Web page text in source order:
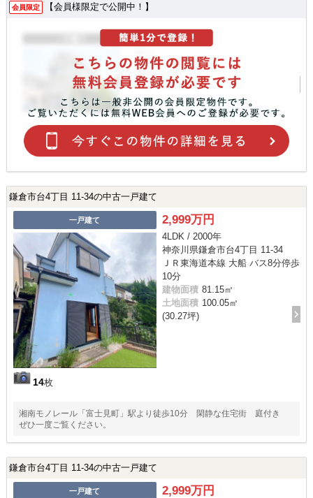
会員限定 【会員様限定で公開中！】
鎌倉市台4丁目 11-34の中古一戸建て
一戸建て
14枚
2,999万円
4LDK / 2000年
神奈川県鎌倉市台4丁目 11-34
ＪＲ東海道本線 大船 バス8分停歩
10分
建物面積 81.15㎡
土地面積 100.05㎡
(30.27坪)
湘南モノレール「富士見町」駅より徒歩10分 閑静な住宅街 庭付き
ぜひ一度ご覧ください。
鎌倉市台4丁目 11-34の中古一戸建て
一戸建て 2,999万円